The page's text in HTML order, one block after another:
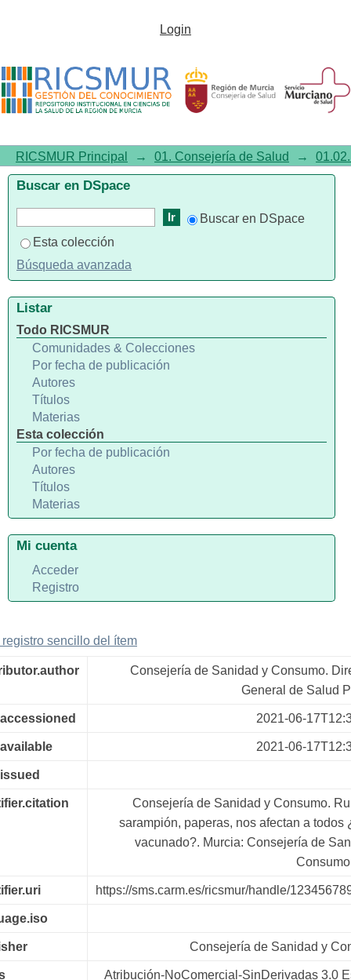
Rubéola, sarampión, paperas,
vacunado?
Login
RICSMUR Principal → 01. Consejería de Salud →
sencillo del ítem
Consejería de Sanidad y Consumo.
General de Salud
2021-06-
2021-06-
Consejería de Sanidad y Consumo.
sarampión, paperas, nos afectan a todos
vacunado?. Murcia: Consejería de
https://sms.carm.es/ricsmur/handle/
Consejería de Sanidad y
Atribución-NoComercial-SinDerivadas 3.0
Buscar en DSpace
Buscar en DSpace
Esta colección
Búsqueda avanzada
Listar
Todo RICSMUR
Comunidades & Colecciones
Por fecha de publicación
Autores
Títulos
Materias
Esta colección
Por fecha de publicación
Autores
Títulos
Materias
Mi cuenta
Acceder
Registro